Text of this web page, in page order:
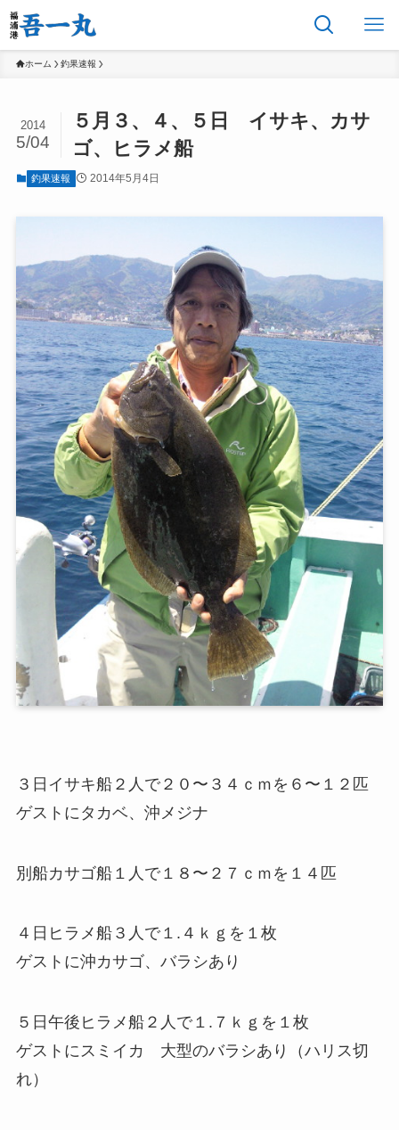
ホーム 釣果速報
５月３、４、５日 イサキ、カサ
ゴ、ヒラメ船
2014
5/04
釣果速報 2014年5月4日
３日イサキ船２人で２０〜３４ｃｍを６〜１２匹
ゲストにタカベ、沖メジナ
別船カサゴ船１人で１８〜２７ｃｍを１４匹
４日ヒラメ船３人で１.４ｋｇを１枚
ゲストに沖カサゴ、バラシあり
５日午後ヒラメ船２人で１.７ｋｇを１枚
ゲストにスミイカ 大型のバラシあり（ハリス切
れ）